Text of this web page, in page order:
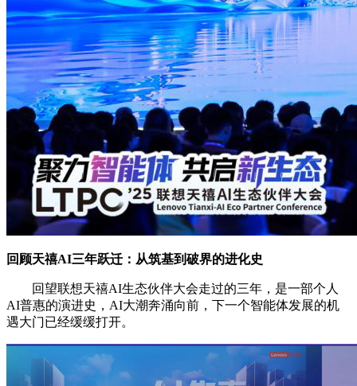
回顾天禧AI三年跃迁：从筑基到破界的进化史
回望联想天禧AI生态伙伴大会走过的三年，是一部个人
AI普惠的演进史，AI大潮奔涌向前，下一个智能体发展的机
遇大门已经缓缓打开。